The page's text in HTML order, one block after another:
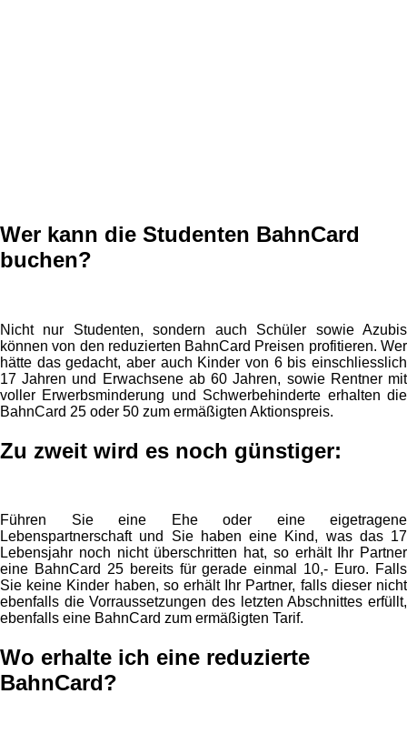
Wer kann die Studenten BahnCard
buchen?
Nicht nur Studenten, sondern auch Schüler sowie Azubis
können von den reduzierten BahnCard Preisen profitieren. Wer
hätte das gedacht, aber auch Kinder von 6 bis einschliesslich
17 Jahren und Erwachsene ab 60 Jahren, sowie Rentner mit
voller Erwerbsminderung und Schwerbehinderte erhalten die
BahnCard 25 oder 50 zum ermäßigten Aktionspreis.
Zu zweit wird es noch günstiger:
Führen Sie eine Ehe oder eine eigetragene
Lebenspartnerschaft und Sie haben eine Kind, was das 17
Lebensjahr noch nicht überschritten hat, so erhält Ihr Partner
eine BahnCard 25 bereits für gerade einmal 10,- Euro. Falls
Sie keine Kinder haben, so erhält Ihr Partner, falls dieser nicht
ebenfalls die Vorraussetzungen des letzten Abschnittes erfüllt,
ebenfalls eine BahnCard zum ermäßigten Tarif.
Wo erhalte ich eine reduzierte
BahnCard?